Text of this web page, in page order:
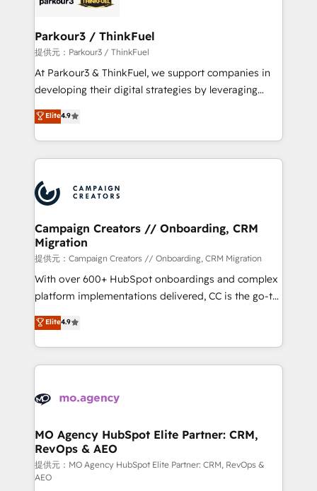
companies scale faster and smarter. 🔹 BOOMS:
Demand generation for all your buyers With BOOMS,
you invest in 100% of your buyers, accelerating your
growth and positioning yourself as an undisputed
transformation process A methodology designed to
implement HubSpot effectively and optimize your
record of business transformation, our growth-first
approach has helped brands dominate their
Parkour3 / ThinkFuel
提供元：Parkour3 / ThinkFuel
At Parkour3 & ThinkFuel, we support companies in
developing their digital strategies by leveraging
technologies and automating their marketing and
sales processes to generate growth. Our offer spans
from Strategy to Operations. We specialize in CRM
onboarding and implementation, web design, sales
extensive experience working with tech companies
and manufacturers since 2002, we are committed to
empowering our clients and developing their
autonomy. Get to grips with HubSpot through
guided implementation and seamless integration of
the CRM platform into your digital ecosystem. Would
you like support in deploying your inbound
to your needs and sales objectives. With 125+
certifications, we are part of the most certified
services are offered in both English & French.
Elite4.9
Campaign Creators // Onboarding, CRM
Migration
提供元：Campaign Creators // Onboarding, CRM Migration
With over 600+ HubSpot onboardings and complex
platform implementations delivered, CC is the go-to
Elite Solutions Partner for businesses ready to
migrate, replatform, and scale smarter. We specialize
in high-impact CRM and CMS migrations and
onboarding from platforms like Salesforce, NetSuite,
WordPress and legacy CRMs, turning fragmented
architectures that accelerate revenue operations and
performance. - Multi-object CRM migration, cleanup,
and implementation. - Pre-built and custom
integrations across your full tech stack. - Custom
Elite4.9
MO Agency HubSpot Elite Partner: CRM,
RevOps & AEO
提供元：MO Agency HubSpot Elite Partner: CRM, RevOps &
AEO